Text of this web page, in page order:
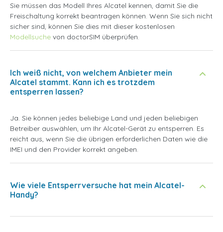
Sie müssen das Modell Ihres Alcatel kennen, damit Sie die
Freischaltung korrekt beantragen können. Wenn Sie sich nicht
sicher sind, können Sie dies mit dieser kostenlosen
Modellsuche von doctorSIM überprüfen.
Ich weiß nicht, von welchem Anbieter mein
Alcatel stammt. Kann ich es trotzdem
entsperren lassen?
Ja. Sie können jedes beliebige Land und jeden beliebigen
Betreiber auswählen, um Ihr Alcatel-Gerät zu entsperren. Es
reicht aus, wenn Sie die übrigen erforderlichen Daten wie die
IMEI und den Provider korrekt angeben.
Wie viele Entsperrversuche hat mein Alcatel-
Handy?